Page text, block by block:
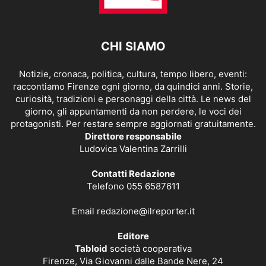
CHI SIAMO
Notizie, cronaca, politica, cultura, tempo libero, eventi:
raccontiamo Firenze ogni giorno, da quindici anni. Storie,
curiosità, tradizioni e personaggi della città. Le news del
giorno, gli appuntamenti da non perdere, le voci dei
protagonisti. Per restare sempre aggiornati gratuitamente.
Direttore responsabile
Ludovica Valentina Zarrilli
Contatti Redazione
Telefono 055 6587611
Email redazione@ilreporter.it
Editore
Tabloid società cooperativa
Firenze, Via Giovanni dalle Bande Nere, 24